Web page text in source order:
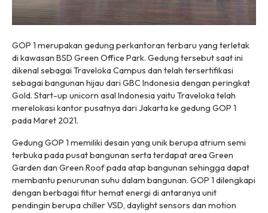
GOP 1 merupakan gedung perkantoran terbaru yang terletak
di kawasan BSD Green Office Park. Gedung tersebut saat ini
dikenal sebagai Traveloka Campus dan telah tersertifikasi
sebagai bangunan hijau dari GBC Indonesia dengan peringkat
Gold. Start-up unicorn asal Indonesia yaitu Traveloka telah
merelokasi kantor pusatnya dari Jakarta ke gedung GOP 1
pada Maret 2021.
Gedung GOP 1 memiliki desain yang unik berupa atrium semi
terbuka pada pusat bangunan serta terdapat area Green
Garden dan Green Roof pada atap bangunan sehingga dapat
membantu penurunan suhu dalam bangunan. GOP 1 dilengkapi
dengan berbagai fitur hemat energi di antaranya unit
pendingin berupachiller VSD, daylight sensors dan motion